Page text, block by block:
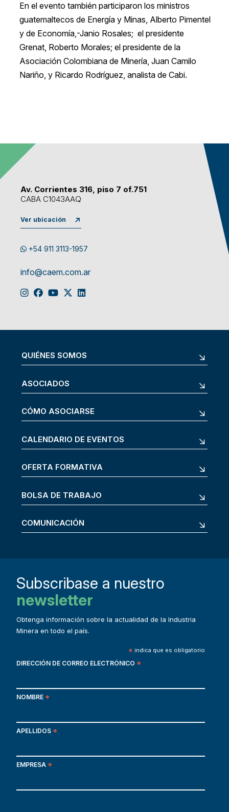
En el evento también participaron los ministros
guatemaltecos de Energía y Minas, Alberto Pimentel
y de Economía,-Janio Rosales; el presidente
Grenat, Roberto Morales; el presidente de la
Asociación Colombiana de Minería, Juan Camilo
Nariño, y Ricardo Rodríguez, analista de Cabi.
Av. Corrientes 316, piso 7 of.751
CABA C1043AAQ
Ver ubicación
+54 911 3113-1957
info@caem.com.ar
QUIÉNES SOMOS
ASOCIADOS
CÓMO ASOCIARSE
CALENDARIO DE EVENTOS
OFERTA FORMATIVA
BOLSA DE TRABAJO
COMUNICACIÓN
Subscribase a nuestro
newsletter
Obtenga información sobre la actualidad de la Industria
Minera en todo el país.
* indica que es obligatorio
DIRECCIÓN DE CORREO ELECTRÓNICO *
NOMBRE *
APELLIDOS *
EMPRESA *